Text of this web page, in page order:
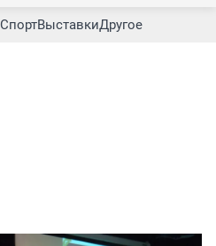
СпортВыставкиДругое